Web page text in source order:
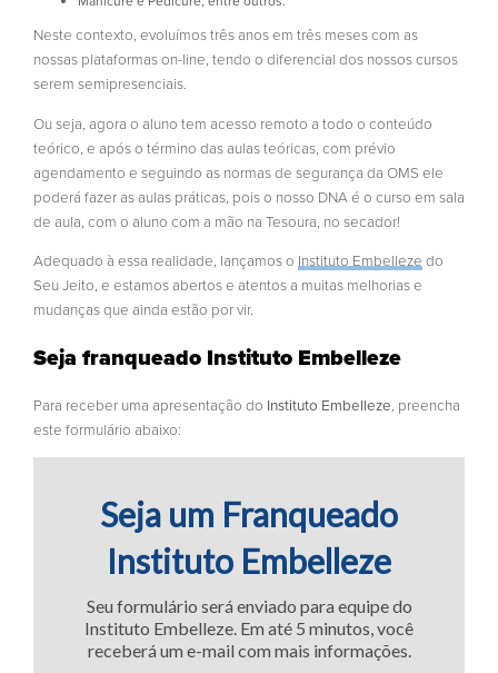
Neste contexto, evoluímos três anos em três meses com as
nossas plataformas on-line, tendo o diferencial dos nossos cursos
serem semipresenciais.
Ou seja, agora o aluno tem acesso remoto a todo o conteúdo
teórico, e após o término das aulas teóricas, com prévio
agendamento e seguindo as normas de segurança da OMS ele
poderá fazer as aulas práticas, pois o nosso DNA é o curso em sala
de aula, com o aluno com a mão na Tesoura, no secador!
Adequado à essa realidade, lançamos o Instituto Embelleze do
Seu Jeito, e estamos abertos e atentos a muitas melhorias e
mudanças que ainda estão por vir.
Seja franqueado Instituto Embelleze
Para receber uma apresentação do Instituto Embelleze, preencha
este formulário abaixo:
Seja um Franqueado
Instituto Embelleze
Seu formulário será enviado para equipe do
Instituto Embelleze. Em até 5 minutos, você
receberá um e-mail com mais informações.